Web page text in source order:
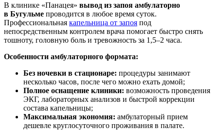
В клинике «Панацея» вывод из запоя амбулаторно
в Бугульме проводится в любое время суток.
Профессиональная капельница от запоя под
непосредственным контролем врача помогает быстро снять
тошноту, головную боль и тревожность за 1,5–2 часа.
Особенности амбулаторного формата:
Без ночевки в стационаре: процедуры занимают
несколько часов, после чего можно ехать домой;
Полное оснащение клиники: возможность проведения
ЭКГ, лабораторных анализов и быстрой коррекции
состава капельницы;
Максимальная экономия: амбулаторный прием
дешевле круглосуточного проживания в палате.